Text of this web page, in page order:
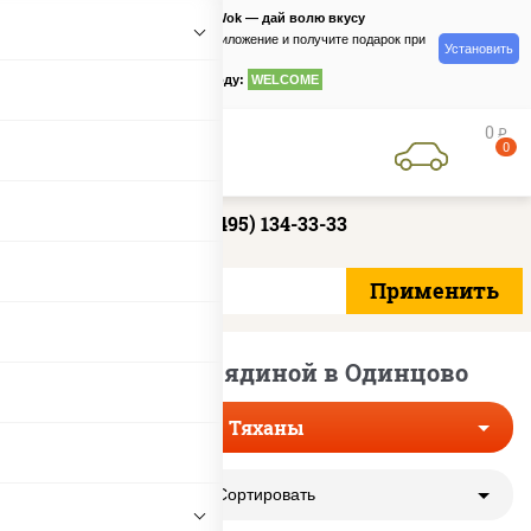
PizzaSushiWok — дай волю вкусу
Скачайте приложение и получите подарок при
по промокоду: WELCOME
Установить
0 руб
0
+7 (495) 134-33-33
Тяханы с говядиной в Одинцово
Тяханы
Сортировать